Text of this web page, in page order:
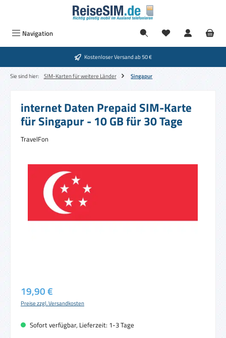
Zum Hauptinhalt springen
Navigation
Kostenloser Versand ab 50 €
Sie sind hier: SIM-Karten für weitere Länder Singapur
internet Daten Prepaid SIM-Karte
für Singapur - 10 GB für 30 Tage
TravelFon
Bildergalerie überspringen
Regulärer Preis:
19,90 €
Preise zzgl. Versandkosten
Sofort verfügbar, Lieferzeit: 1-3 Tage